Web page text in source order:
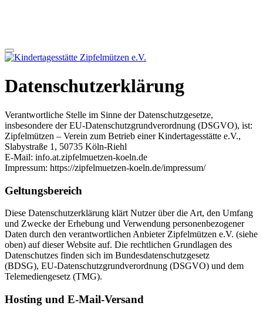
Datenschutzerklärung
Verantwortliche Stelle im Sinne der Datenschutzgesetze,
insbesondere der EU-Datenschutzgrundverordnung (DSGVO), ist:
Zipfelmützen – Verein zum Betrieb einer Kindertagesstätte e.V.,
Slabystraße 1, 50735 Köln-Riehl
E-Mail: info.at.zipfelmuetzen-koeln.de
Impressum: https://zipfelmuetzen-koeln.de/impressum/
Geltungsbereich
Diese Datenschutzerklärung klärt Nutzer über die Art, den Umfang
und Zwecke der Erhebung und Verwendung personenbezogener
Daten durch den verantwortlichen Anbieter Zipfelmützen e.V. (siehe
oben) auf dieser Website auf. Die rechtlichen Grundlagen des
Datenschutzes finden sich im Bundesdatenschutzgesetz
(BDSG), EU-Datenschutzgrundverordnung (DSGVO) und dem
Telemediengesetz (TMG).
Hosting und E-Mail-Versand